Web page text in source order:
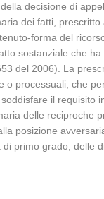
decisione di
dei fatti,
forma del
sostanziale che
del 2006). La
processuali, che
il
delle
posizione
primo grado,